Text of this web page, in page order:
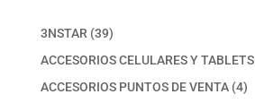
3NSTAR 3939
productos
ACCESORIOS CELULARES Y TABLETS
ACCESORIOS PUNTOS DE VENTA 44